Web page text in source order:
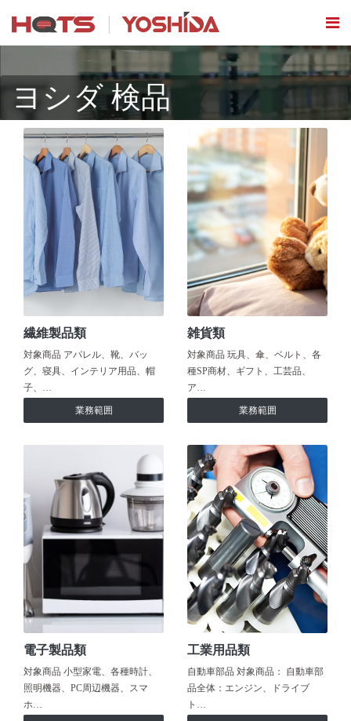
ヨシダ 検品
繊維製品類
対象商品 アパレル、靴、バッ
グ、寝具、インテリア用品、帽
子、…
業務範囲
雑貨類
対象商品 玩具、傘、ベルト、各
種SP商材、ギフト、工芸品、
ア…
業務範囲
電子製品類
対象商品 小型家電、各種時計、
照明機器、PC周辺機器、スマ
ホ…
工業用品類
自動車部品 対象商品： 自動車部
品全体：エンジン、ドライブ
ト…